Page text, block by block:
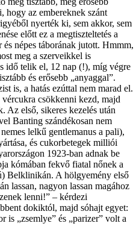
hogy az embereknek szánt
nyerték ki, sem akkor, sem
előtt ez a megtiszteltetés a
és népes táborának jutott. Hmmm,
meg a szerveikkel is
idő telik el, 12 nap (!), míg végre
és erősebb „anyaggal”.
is, a hatás ezúttal nem marad el.
csökkenni kezd, majd
Az első, sikeres kezelés után
Banting szándékosan nem
lelkű gentlemanus a pali),
és cukorbetegek milliói
1923-ban adnak be
kómában fekvő fiatal nőnek a
Belklinikán. A hölgyemény első
lassan, nagyon lassan magához
lenni!” – kérdezi
dokiktól, majd sóhajt egyet:
is „zsemlye” és „parizer” volt a